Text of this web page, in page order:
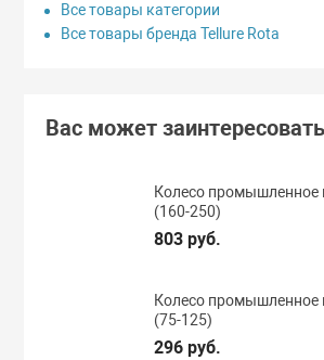
Все товары категории
Все товары бренда Tellure Rota
Вас может заинтересовать
Колесо промышленное
(160-250)
803 руб.
Колесо промышленное
(75-125)
296 руб.